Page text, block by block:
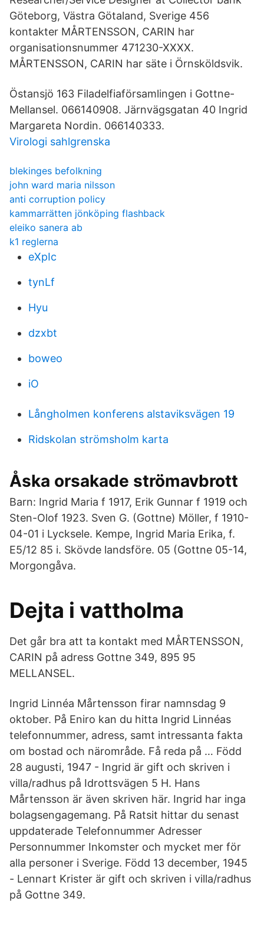
Göteborg, Västra Götaland, Sverige 456
kontakter MÅRTENSSON, CARIN har
organisationsnummer 471230-XXXX.
MÅRTENSSON, CARIN har säte i Örnsköldsvik.
Östansjö 163 Filadelfiaförsamlingen i Gottne-
Mellansel. 066140908. Järnvägsgatan 40 Ingrid
Margareta Nordin. 066140333.
Virologi sahlgrenska
blekinges befolkning
john ward maria nilsson
anti corruption policy
kammarrätten jönköping flashback
eleiko sanera ab
k1 reglerna
eXpIc
tynLf
Hyu
dzxbt
boweo
iO
Långholmen konferens alstaviksvägen 19
Ridskolan strömsholm karta
Åska orsakade strömavbrott
Barn: Ingrid Maria f 1917, Erik Gunnar f 1919 och
Sten-Olof 1923. Sven G. (Gottne) Möller, f 1910-
04-01 i Lycksele. Kempe, Ingrid Maria Erika, f.
E5/12 85 i. Skövde landsföre. 05 (Gottne 05-14,
Morgongåva.
Dejta i vattholma
Det går bra att ta kontakt med MÅRTENSSON,
CARIN på adress Gottne 349, 895 95
MELLANSEL.
Ingrid Linnéa Mårtensson firar namnsdag 9
oktober. På Eniro kan du hitta Ingrid Linnéas
telefonnummer, adress, samt intressanta fakta
om bostad och närområde. Få reda på … Född
28 augusti, 1947 - Ingrid är gift och skriven i
villa/radhus på Idrottsvägen 5 H. Hans
Mårtensson är även skriven här. Ingrid har inga
bolagsengagemang. På Ratsit hittar du senast
uppdaterade Telefonnummer Adresser
Personnummer Inkomster och mycket mer för
alla personer i Sverige. Född 13 december, 1945
- Lennart Krister är gift och skriven i villa/radhus
på Gottne 349.